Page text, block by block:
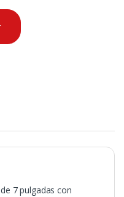
7 pulgadas con